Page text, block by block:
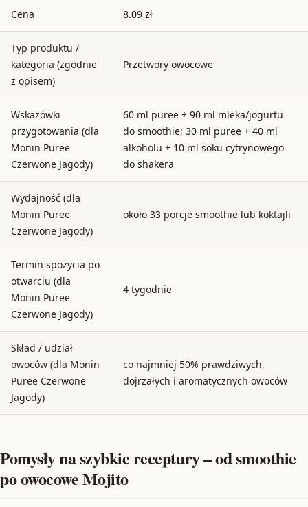
Cena 8.09 zł
Typ produktu /
kategoria (zgodnie
z opisem)
Przetwory owocowe
Wskazówki
przygotowania (dla
Monin Puree
Czerwone Jagody)
60 ml puree + 90 ml mleka/jogurtu
do smoothie; 30 ml puree + 40 ml
alkoholu + 10 ml soku cytrynowego
do shakera
Wydajność (dla
Monin Puree
Czerwone Jagody)
około 33 porcje smoothie lub koktajli
Termin spożycia po
otwarciu (dla
Monin Puree
Czerwone Jagody)
4 tygodnie
Skład / udział
owoców (dla Monin
Puree Czerwone
Jagody)
co najmniej 50% prawdziwych,
dojrzałych i aromatycznych owoców
Pomysły na szybkie receptury – od smoothie
po owocowe Mojito